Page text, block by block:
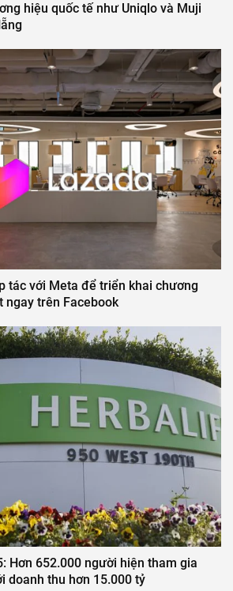
hiệu quốc tế như Uniqlo và Muji
tác với Meta để triển khai chương
ngay trên Facebook
Hơn 652.000 người hiện tham gia
doanh thu hơn 15.000 tỷ